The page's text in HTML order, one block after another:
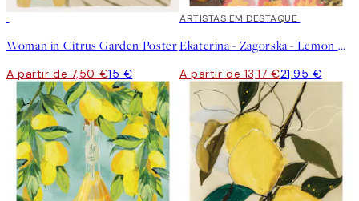
Woman in Citrus Garden Poster
A partir de 7,50 €15 €
40%*
ARTISTAS EM DESTAQUE
Ekaterina - Zagorska - Lemon Cocktail Poster
A partir de 13,17 €21,95 €